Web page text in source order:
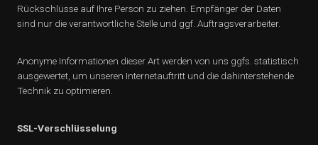
Rückschlüsse auf Ihre Person zu ziehen. Empfänger der Daten
sind nur die verantwortliche Stelle und ggf. Auftragsverarbeiter.
Anonyme Informationen dieser Art werden von uns ggfs. statistisch
ausgewertet, um unseren Internetauftritt und die dahinterstehende
Technik zu optimieren.
SSL-Verschlüsselung